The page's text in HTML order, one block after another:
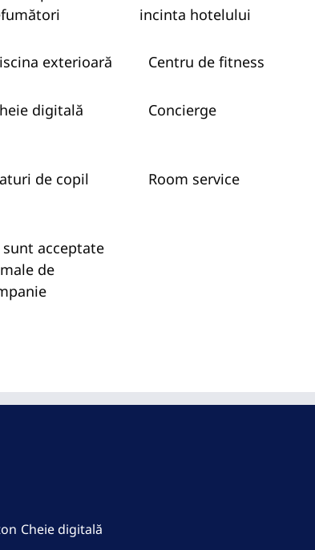
incinta hotelului
exterioară Centru de fitness
digitală Concierge
de copil Room service
sunt acceptate
de
Cheie digitală